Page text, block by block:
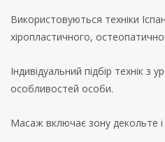
Використовуються техніки
хіропластичного,
Індивідуальний підбір технік з
особливостей особи.
Масаж включає зону декольте